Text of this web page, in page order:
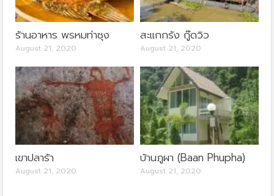
ร้านอาหาร พรหมท่าซุง
August 21, 2020
สะแกกรัง กู๊ดวิว
August 21, 2020
เขาปลาร้า
August 21, 2020
บ้านภูผา (Baan Phupha)
August 21, 2020